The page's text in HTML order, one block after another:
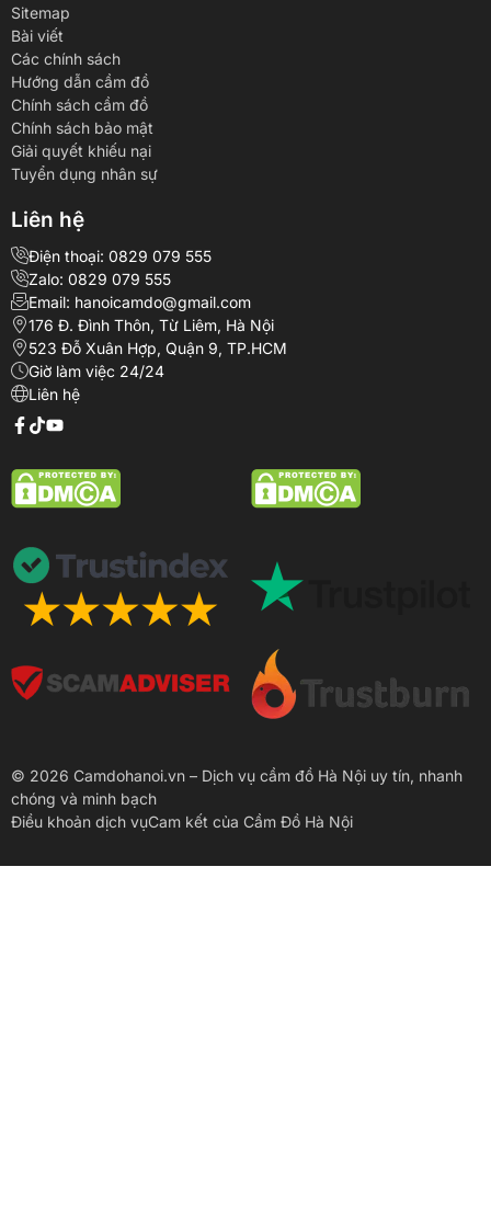
Sitemap
Bài viết
Các chính sách
Hướng dẫn cầm đồ
Chính sách cầm đồ
Chính sách bảo mật
Giải quyết khiếu nại
Tuyển dụng nhân sự
Liên hệ
Điện thoại: 0829 079 555
Zalo: 0829 079 555
Email: hanoicamdo@gmail.com
176 Đ. Đình Thôn, Từ Liêm, Hà Nội
523 Đỗ Xuân Hợp, Quận 9, TP.HCM
Giờ làm việc 24/24
Liên hệ
© 2026 Camdohanoi.vn – Dịch vụ cầm đồ Hà Nội uy tín, nhanh
chóng và minh bạch
Điều khoản dịch vụCam kết của Cầm Đồ Hà Nội